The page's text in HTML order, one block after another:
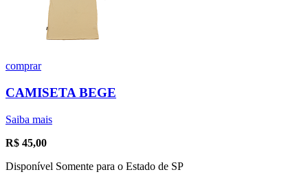
comprar
CAMISETA BEGE
Saiba mais
R$ 45,00
Disponível Somente para o Estado de SP